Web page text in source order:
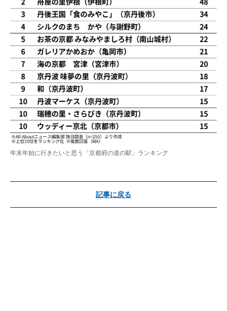
年末年始に行きたいと思う「京都府の道の駅」ランキング
記事に戻る